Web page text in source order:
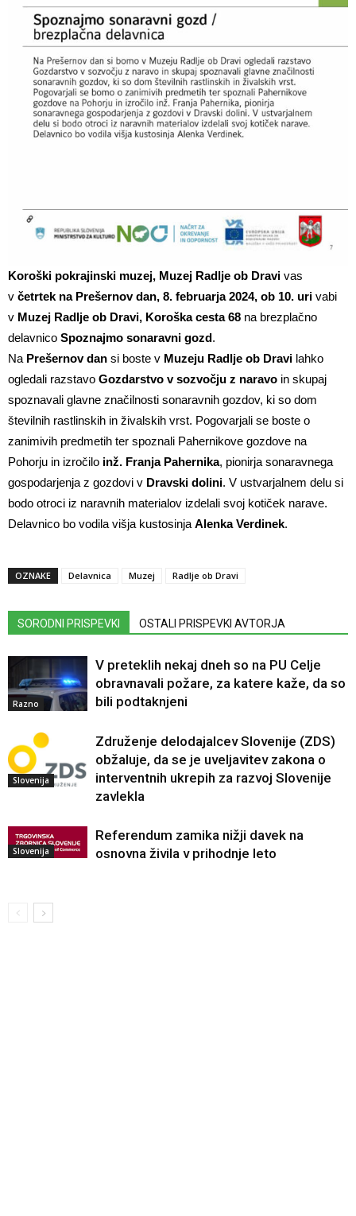
Koroški pokrajinski muzej, Muzej Radlje ob Dravi vas
v četrtek na Prešernov dan, 8. februarja 2024, ob 10. uri vabi
v Muzej Radlje ob Dravi, Koroška cesta 68 na brezplačno
delavnico Spoznajmo sonaravni gozd.
Na Prešernov dan si boste v Muzeju Radlje ob Dravi lahko
ogledali razstavo Gozdarstvo v sozvočju z naravo in skupaj
spoznavali glavne značilnosti sonaravnih gozdov, ki so dom
številnih rastlinskih in živalskih vrst. Pogovarjali se boste o
zanimivih predmetih ter spoznali Pahernikove gozdove na
Pohorju in izročilo inž. Franja Pahernika, pionirja sonaravnega
gospodarjenja z gozdovi v Dravski dolini. V ustvarjalnem delu si
bodo otroci iz naravnih materialov izdelali svoj kotiček narave.
Delavnico bo vodila višja kustosinja Alenka Verdinek.
OZNAKE Delavnica Muzej Radlje ob Dravi
SORODNI PRISPEVKI OSTALI PRISPEVKI AVTORJA
Razno
V preteklih nekaj dneh so na PU Celje
obravnavali požare, za katere kaže, da so
bili podtaknjeni
Slovenija
Združenje delodajalcev Slovenije (ZDS)
obžaluje, da se je uveljavitev zakona o
interventnih ukrepih za razvoj Slovenije
zavlekla
Slovenija
Referendum zamika nižji davek na
osnovna živila v prihodnje leto